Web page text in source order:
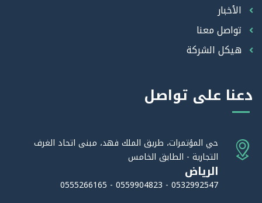
الأخبار
تواصل معنا
هيكل الشركة
دعنا على تواصل
حي المؤتمرات، طريق الملك فهد، مبنى اتحاد الغرف
التجارية - الطابق الخامس
الرياض
0532992547 - 0559904823 - 0555266165